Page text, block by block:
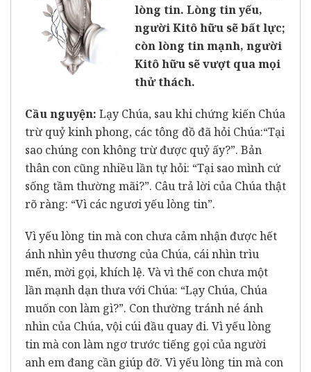
lòng tin. Lòng tin yếu,
người Kitô hữu sẽ bất lực;
còn lòng tin mạnh, người
Kitô hữu sẽ vượt qua mọi
thử thách.
Cầu nguyện: Lạy Chúa, sau khi chứng kiến Chúa
trừ quỷ kinh phong, các tông đồ đã hỏi Chúa:“Tại
sao chúng con không trừ được quỷ ấy?”. Bản
thân con cũng nhiều lần tự hỏi: “Tại sao mình cứ
sống tầm thường mãi?”. Câu trả lời của Chúa thật
rõ ràng: “Vì các ngươi yếu lòng tin”.
Vì yếu lòng tin mà con chưa cảm nhận được hết
ánh nhìn yêu thương của Chúa, cái nhìn trìu
mến, mời gọi, khích lệ. Và vì thế con chưa một
lần mạnh dạn thưa với Chúa: “Lạy Chúa, Chúa
muốn con làm gì?”. Con thường tránh né ánh
nhìn của Chúa, vội cúi đầu quay đi. Vì yếu lòng
tin mà con làm ngơ trước tiếng gọi của người
anh em đang cần giúp đỡ. Vì yếu lòng tin mà con